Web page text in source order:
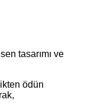
tasarımı ve
ödün